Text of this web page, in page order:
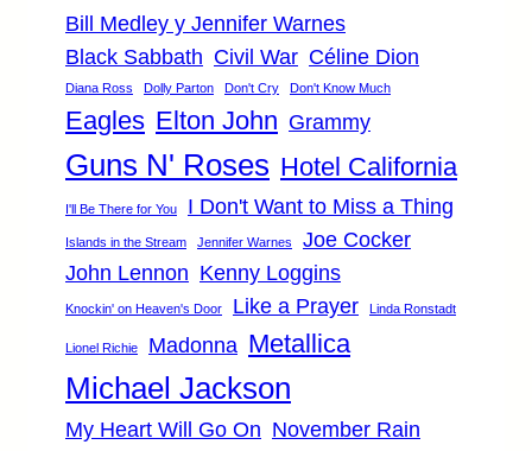
Bill Medley y Jennifer Warnes
Black Sabbath Civil War Céline Dion
Diana Ross Dolly Parton Don't Cry Don't Know Much
Eagles Elton John Grammy
Guns N' Roses Hotel California
I'll Be There for You I Don't Want to Miss a Thing
Islands in the Stream Jennifer Warnes
Joe Cocker
John Lennon Kenny Loggins
Knockin' on Heaven's Door Like a Prayer Linda Ronstadt
Lionel Richie Madonna Metallica
Michael Jackson
My Heart Will Go On November Rain